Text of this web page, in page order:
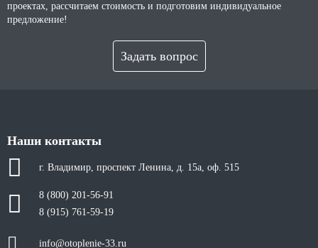
проектах, рассчитаем стоимость и подготовим индивидуальное
предложение!
Задать вопрос
Наши контакты
г. Владимир, проспект Ленина, д. 15а, оф. 515
8 (800) 201-56-91
8 (915) 761-59-19
info@otoplenie-33.ru